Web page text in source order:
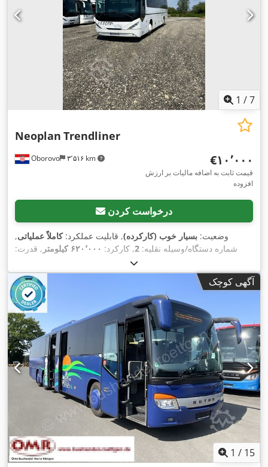
1 /7
Oborovo ۳٬۵۱۶ km
Neoplan Trendliner
‎€۱۰٬۰۰۰
قیمت ثابت به اضافه مالیات بر ارزش
افزوده
درخواست کردن
وضعیت: بسیار خوب (کارکرده), قابلیت عملکرد:کاملاً عملیاتی,
شماره دستگاه/وسیله نقلیه: 2, کارکرد: ۶۲۰٬۰۰۰ کیلومتر
, قدرت:
سوخت:دیزل, نوع چرخ‌دنده:مکانیکی, پیکربندی محور:۲ محور
,
, مصرف سوخت (ترکیبی):
, کلاس انتشار:یورو۴
, سیستم تعلیق:
, سایز تایر:295 , سال ساخت:۲۰۰۸, ساعت کارکرد:۲٬۰۰۰
h
, تجهیزات: اِی‌بی‌اِس‎, برنامه پایداری الکترونیکی (ESP), کیسه هوا,
آگهی کوچک
1 / 15